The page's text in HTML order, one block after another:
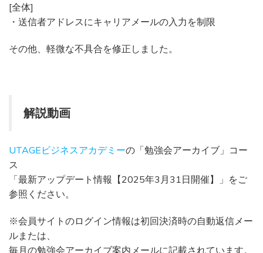
[全体]
・送信者アドレスにキャリアメールの入力を制限
その他、軽微な不具合を修正しました。
解説動画
UTAGEビジネスアカデミーの「勉強会アーカイブ」コー
ス
「最新アップデート情報【2025年3月31日開催】」をご
参照ください。
※会員サイトのログイン情報は初回決済時の自動返信メー
ルまたは、
毎月の勉強会アーカイブ案内メールに記載されています。